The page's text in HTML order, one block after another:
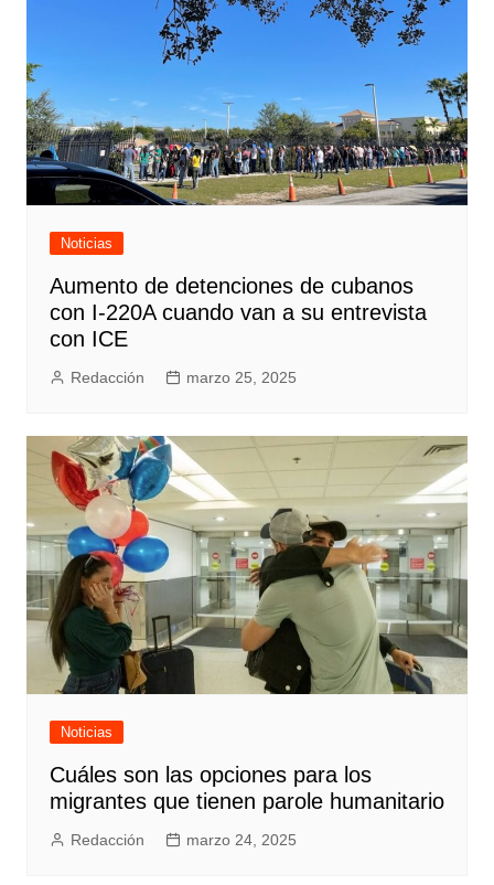
Noticias
Aumento de detenciones de cubanos
con I-220A cuando van a su entrevista
con ICE
Redacción marzo 25, 2025
Noticias
Cuáles son las opciones para los
migrantes que tienen parole humanitario
Redacción marzo 24, 2025